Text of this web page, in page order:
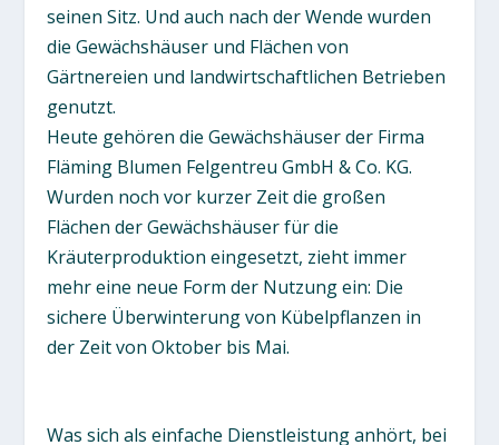
seinen Sitz. Und auch nach der Wende wurden
die Gewächshäuser und Flächen von
Gärtnereien und landwirtschaftlichen Betrieben
genutzt.
Heute gehören die Gewächshäuser der Firma
Fläming Blumen Felgentreu GmbH & Co. KG.
Wurden noch vor kurzer Zeit die großen
Flächen der Gewächshäuser für die
Kräuterproduktion eingesetzt, zieht immer
mehr eine neue Form der Nutzung ein: Die
sichere Überwinterung von Kübelpflanzen in
der Zeit von Oktober bis Mai.
Was sich als einfache Dienstleistung anhört, bei